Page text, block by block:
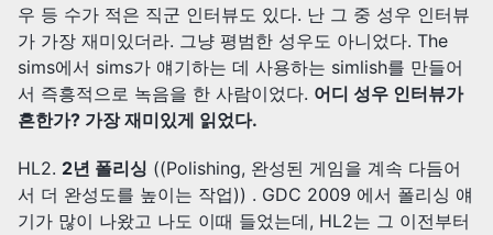
우 등 수가 적은 직군 인터뷰도 있다. 난 그 중 성우 인터뷰
가 가장 재미있더라. 그냥 평범한 성우도 아니었다. The
sims에서 sims가 얘기하는 데 사용하는 simlish를 만들어
서 즉흥적으로 녹음을 한 사람이었다. 어디 성우 인터뷰가
흔한가? 가장 재미있게 읽었다.
HL2. 2년 폴리싱 ((Polishing, 완성된 게임을 계속 다듬어
서 더 완성도를 높이는 작업)) . GDC 2009 에서 폴리싱 얘
기가 많이 나왔고 나도 이때 들었는데, HL2는 그 이전부터